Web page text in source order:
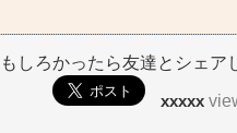
もしろかったら友達とシェア
xxxxx